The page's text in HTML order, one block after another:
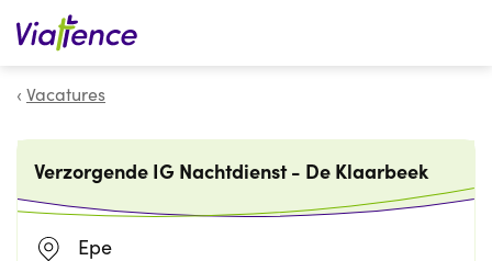
Zoeken
Vacatures
Verzorgende IG Nachtdienst - De Klaarbeek
Epe